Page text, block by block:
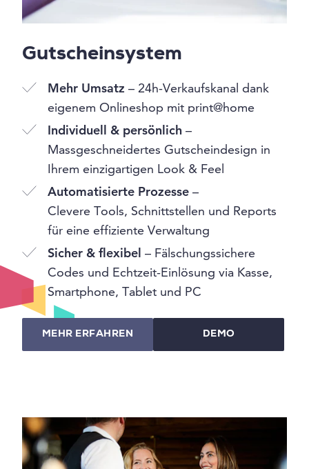
Gutscheinsystem
Mehr Umsatz – 24h-Verkaufskanal dank
eigenem Onlineshop mit print@home
Individuell & persönlich –
Massgeschneidertes Gutscheindesign in
Ihrem einzigartigen Look & Feel
Automatisierte Prozesse –
Clevere Tools, Schnittstellen und Reports
für eine effiziente Verwaltung
Sicher & flexibel – Fälschungssichere
Codes und Echtzeit-Einlösung via Kasse,
Smartphone, Tablet und PC
MEHR ERFAHREN DEMO